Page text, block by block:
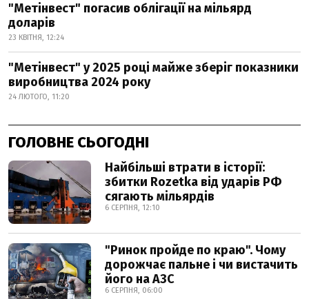
"Метінвест" погасив облігації на мільярд
доларів
23 КВІТНЯ, 12:24
"Метінвест" у 2025 році майже зберіг показники
виробництва 2024 року
24 ЛЮТОГО, 11:20
ГОЛОВНЕ СЬОГОДНІ
Найбільші втрати в історії:
збитки Rozetka від ударів РФ
сягають мільярдів
6 СЕРПНЯ, 12:10
"Ринок пройде по краю". Чому
дорожчає пальне і чи вистачить
його на АЗС
6 СЕРПНЯ, 06:00